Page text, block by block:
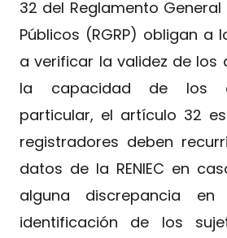
32 del Reglamento
Públicos (RGRP) obligan a
a verificar la validez de los
la capacidad de los
particular, el artículo 32
registradores deben
datos de la RENIEC en
alguna discrepancia
identificación de los